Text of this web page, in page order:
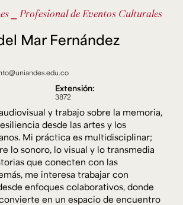
cookies
los Andes | Vigilada Mineducación.
como universidad: Decreto 1297 del 30
Reconocimiento de personería jurídica:
del 23 de febrero de 1949, Minjusticia.
de alta calidad, 10 años:
del 16 de enero del 2025.
Educación
Ext. 4795
Mar Fernández
⎯ Profesional de Eventos Culturales
Extensión:
3872
y trabajo sobre la memoria,
desde las artes y los
Mi práctica es multidisciplinar;
lo sonoro, lo visual y lo transmedia
que conecten con las
me interesa trabajar con
enfoques colaborativos, donde
en un espacio de encuentro